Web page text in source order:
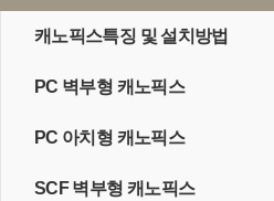
캐노픽스특징 및 설치방법
PC 벽부형 캐노픽스
PC 아치형 캐노픽스
SCF 벽부형 캐노픽스